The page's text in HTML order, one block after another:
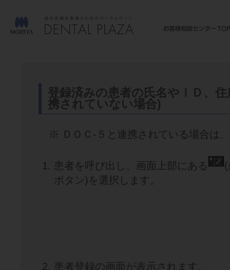
登録済みの患者の氏名やＩＤ、
携されていない場合)
※ ＤＯＣ-５と連携されている場合は
患者を呼び出し、画面上部にある
ボタン)を選択します。
患者登録の画面が表示されます。